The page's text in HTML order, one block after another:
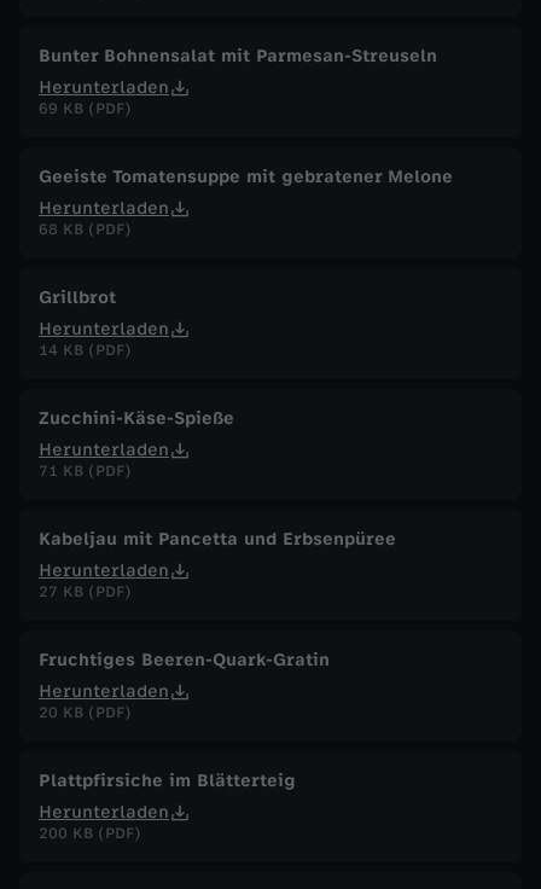
Bunter Bohnensalat mit Parmesan-Streuseln
Herunterladen
69 KB (PDF)
Geeiste Tomatensuppe mit gebratener Melone
Herunterladen
68 KB (PDF)
Grillbrot
Herunterladen
14 KB (PDF)
Zucchini-Käse-Spieße
Herunterladen
71 KB (PDF)
Kabeljau mit Pancetta und Erbsenpüree
Herunterladen
27 KB (PDF)
Fruchtiges Beeren-Quark-Gratin
Herunterladen
20 KB (PDF)
Plattpfirsiche im Blätterteig
Herunterladen
200 KB (PDF)